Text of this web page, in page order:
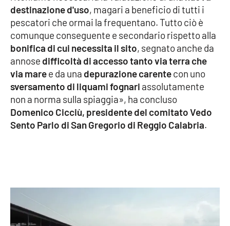
SPECIALI
Buona Sanità Calabria
LA
CALABRIAVISIONE
Destinazioni
Eventi
LAC
NETWORK
destinazione d'uso, magari a beneficio di tutti i
pescatori che ormai la frequentano. Tutto ciò è
comunque conseguente e secondario rispetto alla
bonifica di cui necessita il sito, segnato anche da
annose difficoltà di accesso tanto via terra che
via maree da una depurazione carentecon uno
sversamento di liquami fognari assolutamente
non a norma sulla spiaggia», ha concluso
Domenico Cicciù, presidente del comitato Vedo
Sento Parlo di San Gregorio di Reggio Calabria.